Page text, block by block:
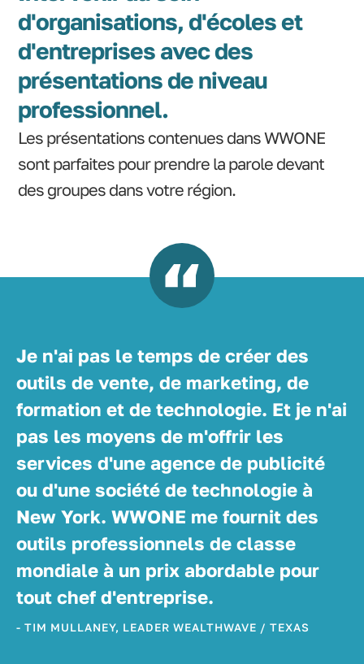
d'organisations, d'écoles et
d'entreprises avec des
présentations de niveau
professionnel.
Les présentations contenues dans WWONE
sont parfaites pour prendre la parole devant
des groupes dans votre région.
Je n'ai pas le temps de créer des
outils de vente, de marketing, de
formation et de technologie. Et je n'ai
pas les moyens de m'offrir les
services d'une agence de publicité
ou d'une société de technologie à
New York. WWONE me fournit des
outils professionnels de classe
mondiale à un prix abordable pour
tout chef d'entreprise.
- TIM MULLANEY, LEADER WEALTHWAVE / TEXAS